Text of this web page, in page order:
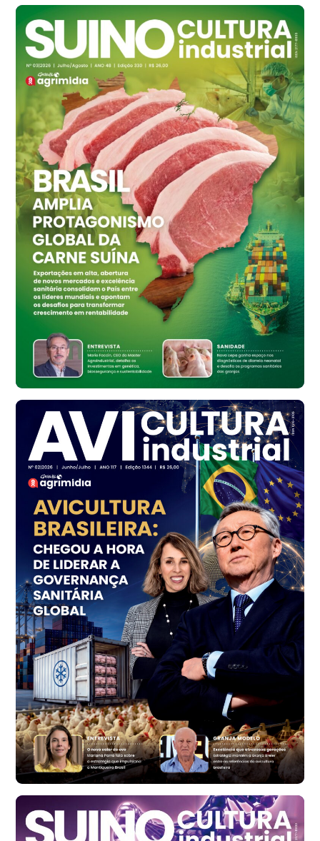
cx
Ovo Branco - Regional
Branco
R$ 145,34
cx
Ovo Vermelho - Regional
Grande São Paulo (SP)
R$ 155,59
cx
Ovo Vermelho - Regional
Vermelho
R$ 159,31
cx
Ovo Branco - Regional
Bastos (SP)
R$ 134,42
cx
Ovo Vermelho - Regional
Bastos (SP)
R$ 148,56
cx
Frango - Indicador
R$ 7,16
kg
Frango - Indicador
R$ 7,18
Trigo Atacado - Regional
PR
R$ 1.414,46
t
Trigo Atacado - Regional
RS
R$ 1.314,61
t
Ovo Vermelho - Regional
Vermelho
R$ 171,61
cx
Ovo Branco - Regional
R$ 140,74
cx